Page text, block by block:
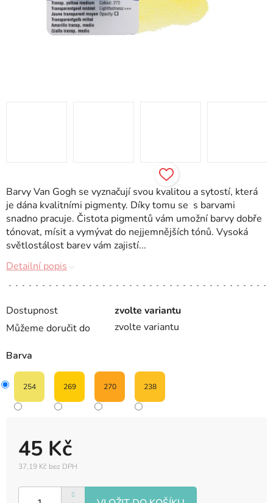
Dostupnost
zvolte variantu
Můžeme doručit do
zvolte variantu
45 Kč
37,19 Kč bez DPH
cena:
Barva
254 269 270 238
Barvy Van Gogh se vyznačují svou kvalitou a sytostí, která
je dána kvalitními pigmenty. Díky tomu se s barvami
snadno pracuje. Čistota pigmentů vám umožní barvy dobře
tónovat, mísit a vymývat do nejjemnějších tónů. Vysoká
světlostálost barev vám zajistí...
Detailní popis